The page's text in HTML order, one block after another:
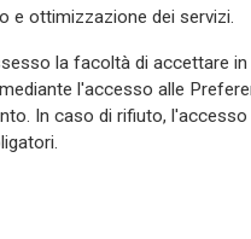
da parte degli enti
più appetibile per gli
Il progetto del nuovo
a garantire servizi
riferimento alle
previste nuove
agli spostamenti
renda necessario un
e ottimizzazione dei servizi.
la facoltà di accettare
l'accesso alle
In caso di rifiuto,